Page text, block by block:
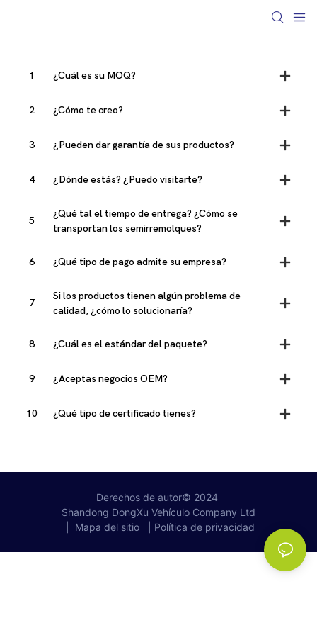
1 ¿Cuál es su MOQ?
2 ¿Cómo te creo?
3 ¿Pueden dar garantía de sus productos?
4 ¿Dónde estás? ¿Puedo visitarte?
5
¿Qué tal el tiempo de entrega? ¿Cómo se
transportan los semirremolques?
6 ¿Qué tipo de pago admite su empresa?
7
Si los productos tienen algún problema de
calidad, ¿cómo lo solucionaría?
8 ¿Cuál es el estándar del paquete?
9 ¿Aceptas negocios OEM?
10 ¿Qué tipo de certificado tienes?
Derechos de autor© 2024
Mapa del sitio Política de privacidad